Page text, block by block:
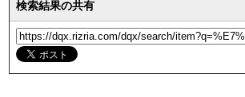
検索結果の共有